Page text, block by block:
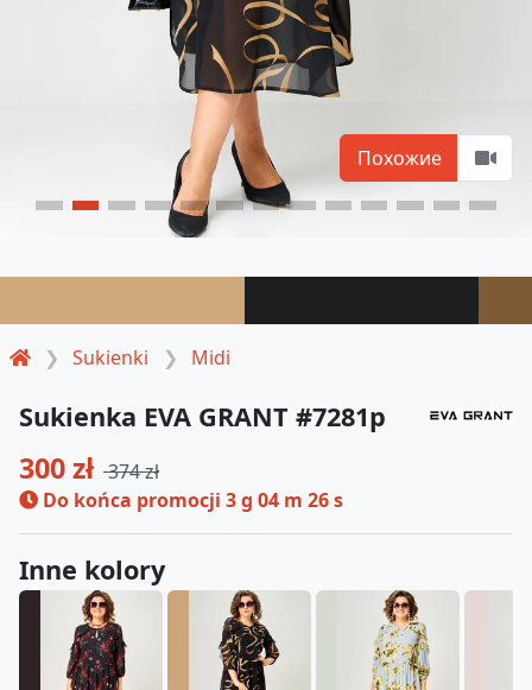
Sukienki Midi
Похожие
Sukienka EVA GRANT #7281p
300 zł 374 zł
Do końca promocji 3 g 04 m 25 s
Inne kolory